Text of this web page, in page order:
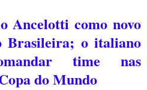
Ancelotti como novo
Brasileira; o italiano
time nas
do Mundo